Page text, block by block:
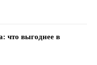
что выгоднее в